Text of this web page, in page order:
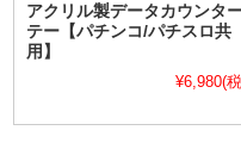
アクリル製データカウンタ
テー【パチンコ/パチスロ共
用】
¥6,980(